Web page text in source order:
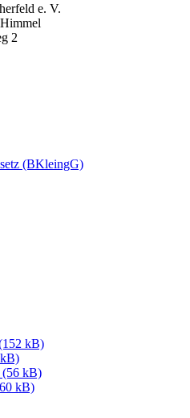
e. V.
2
(BKleingG)
kB)
(56 kB)
kB)